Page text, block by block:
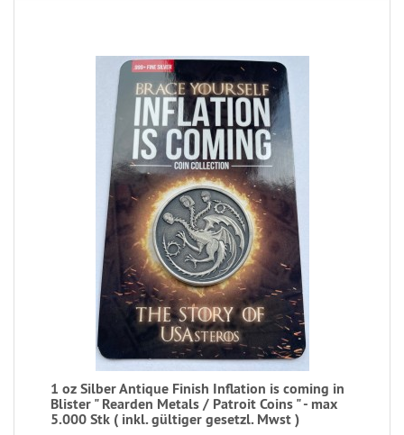
1 oz Silber Antique Finish Inflation is coming in
Blister " Rearden Metals / Patroit Coins " - max
5.000 Stk ( inkl. gültiger gesetzl. Mwst )